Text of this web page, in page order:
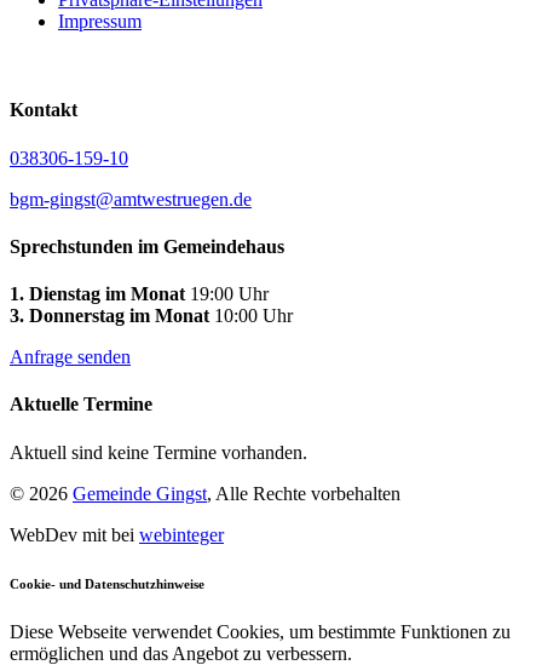
Impressum
Kontakt
038306-159-10
bgm-gingst@amtwestruegen.de
Sprechstunden im Gemeindehaus
1. Dienstag im Monat 19:00 Uhr
3. Donnerstag im Monat 10:00 Uhr
Anfrage senden
Aktuelle Termine
Aktuell sind keine Termine vorhanden.
© 2026 Gemeinde Gingst, Alle Rechte vorbehalten
WebDev mit bei webinteger
Cookie- und Datenschutzhinweise
Diese Webseite verwendet Cookies, um bestimmte Funktionen zu
ermöglichen und das Angebot zu verbessern.